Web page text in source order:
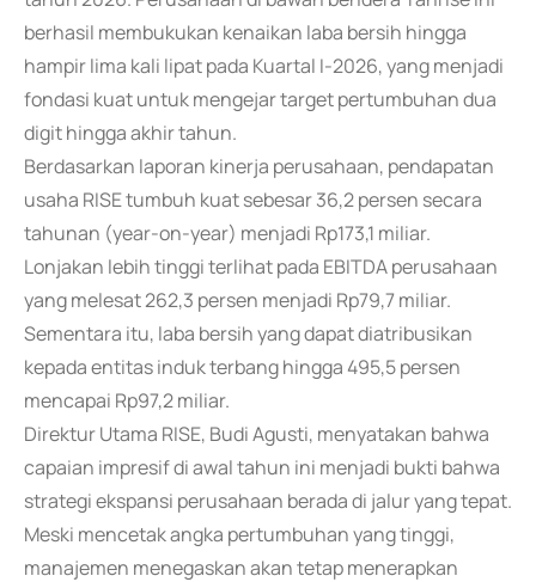
berhasil membukukan kenaikan laba bersih hingga
hampir lima kali lipat pada Kuartal I-2026, yang menjadi
fondasi kuat untuk mengejar target pertumbuhan dua
digit hingga akhir tahun.
Berdasarkan laporan kinerja perusahaan, pendapatan
usaha RISE tumbuh kuat sebesar 36,2 persen secara
tahunan (year-on-year) menjadi Rp173,1 miliar.
Lonjakan lebih tinggi terlihat pada EBITDA perusahaan
yang melesat 262,3 persen menjadi Rp79,7 miliar.
Sementara itu, laba bersih yang dapat diatribusikan
kepada entitas induk terbang hingga 495,5 persen
mencapai Rp97,2 miliar.
Direktur Utama RISE, Budi Agusti, menyatakan bahwa
capaian impresif di awal tahun ini menjadi bukti bahwa
strategi ekspansi perusahaan berada di jalur yang tepat.
Meski mencetak angka pertumbuhan yang tinggi,
manajemen menegaskan akan tetap menerapkan